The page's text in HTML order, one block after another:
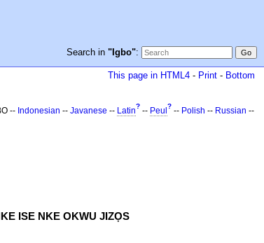
Search in "Igbo":
This page in HTML4 - Print - Bottom
-- Indonesian -- Javanese -- Latin? -- Peul ? -- Polish -- Russian --
ISE NKE OKWU JIZỌS